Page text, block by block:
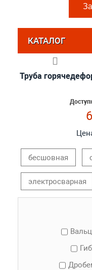
КАТАЛОГ
Труба
бесшовная
электросварная